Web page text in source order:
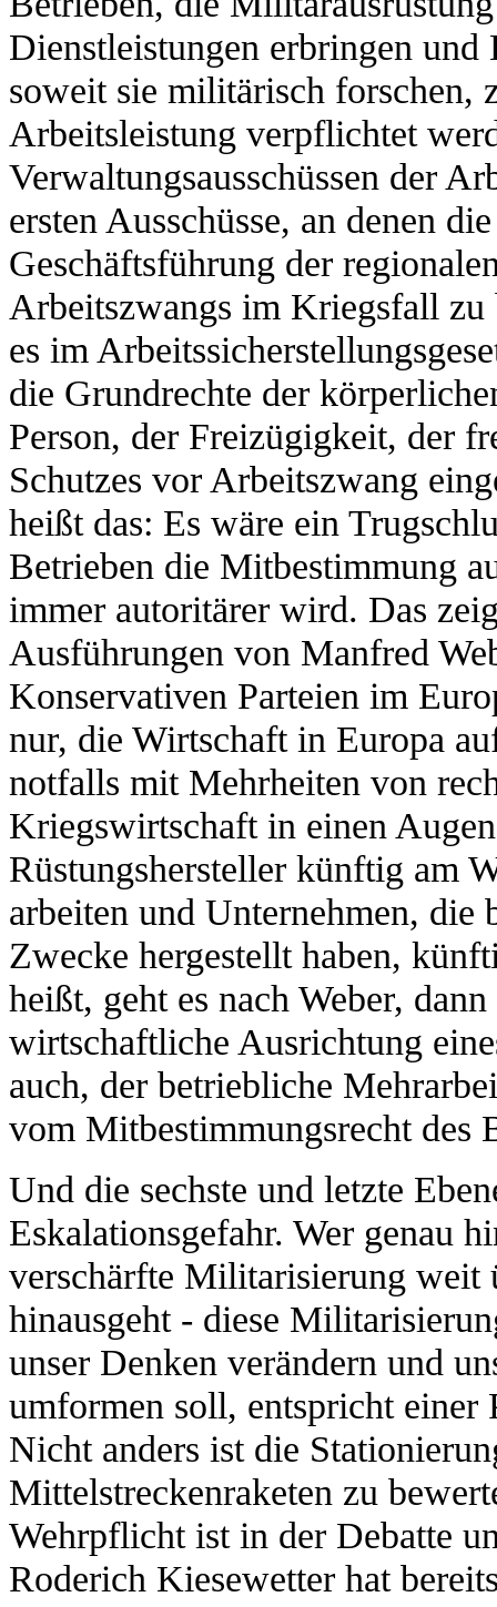
Dienstleistungen erbringen und
soweit sie militärisch forschen,
Arbeitsleistung verpflichtet
Verwaltungsausschüssen der
ersten Ausschüsse, an denen
Geschäftsführung der
Arbeitszwangs im Kriegsfall zu
es im
die Grundrechte der
Person, der Freizügigkeit, der
Schutzes vor Arbeitszwang
heißt das: Es wäre ein
Betrieben die Mitbestimmung
immer autoritärer wird. Das
Ausführungen von Manfred
Konservativen Parteien im
nur, die Wirtschaft in Europa
notfalls mit Mehrheiten von
Kriegswirtschaft in einen
Rüstungshersteller künftig am
arbeiten und Unternehmen,
Zwecke hergestellt haben,
heißt, geht es nach Weber,
wirtschaftliche Ausrichtung
auch, der betriebliche
vom Mitbestimmungsrecht des
Und die sechste und letzte
Eskalationsgefahr. Wer genau
verschärfte Militarisierung weit
hinausgeht - diese
unser Denken verändern und
umformen soll, entspricht
Nicht anders ist die
Mittelstreckenraketen zu
Wehrpflicht ist in der Debatte
Roderich Kiesewetter hat